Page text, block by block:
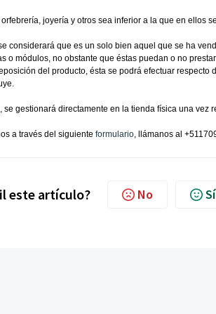
joyería y otros sea inferior a la que en ellos
considerará que es un solo bien aquel que se ha
o módulos, no obstante que éstas puedan o no
del producto, ésta se podrá efectuar respecto
gestionará directamente en la tienda física una vez
a través del siguiente formulario, llámanos al
este artículo? No Sí